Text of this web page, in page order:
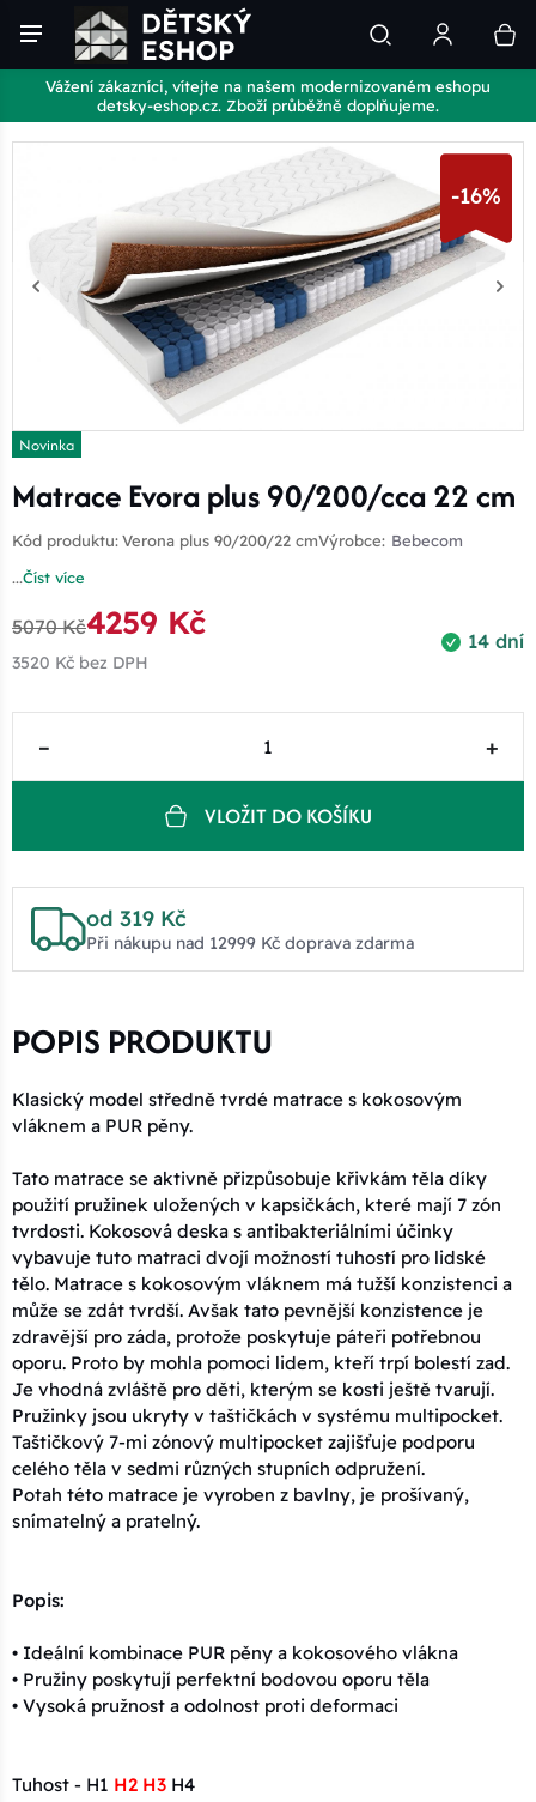
Vážení zákazníci, vítejte na našem modernizovaném eshopu
detsky-eshop.cz. Zboží průběžně doplňujeme.
-16%
Novinka
Matrace Evora plus 90/200/cca 22 cm
Kód produktu:Verona plus 90/200/22 cmVýrobce: Bebecom
...Číst více
14 dní
5070 Kč4259 Kč
3520 Kč bez DPH
– +
VLOŽIT DO KOŠÍKU
od 319 Kč
Při nákupu nad 12999 Kč doprava zdarma
POPIS PRODUKTU
Klasický model středně tvrdé matrace s kokosovým
vláknem a PUR pěny.
Tato matrace se aktivně přizpůsobuje křivkám těla díky
použití pružinek uložených v kapsičkách, které mají 7 zón
tvrdosti. Kokosová deska s antibakteriálními účinky
vybavuje tuto matraci dvojí možností tuhostí pro lidské
tělo. Matrace s kokosovým vláknem má tužší konzistenci a
může se zdát tvrdší. Avšak tato pevnější konzistence je
zdravější pro záda, protože poskytuje páteři potřebnou
oporu. Proto by mohla pomoci lidem, kteří trpí bolestí zad.
Je vhodná zvláště pro děti, kterým se kosti ještě tvarují.
Pružinky jsou ukryty v taštičkách v systému multipocket.
Taštičkový 7-mi zónový multipocket zajišťuje podporu
celého těla v sedmi různých stupních odpružení.
Potah této matrace je vyroben z bavlny, je prošívaný,
snímatelný a pratelný.
Popis:
• Ideální kombinace PUR pěny a kokosového vlákna
• Pružiny poskytují perfektní bodovou oporu těla
• Vysoká pružnost a odolnost proti deformaci
Tuhost - H1 H2 H3 H4